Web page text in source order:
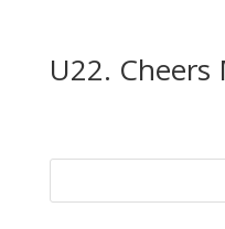
U22. Cheers